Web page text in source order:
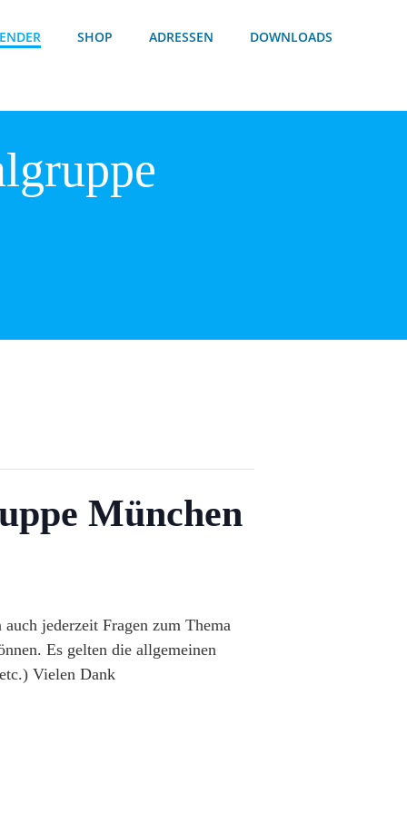
SHOP ADRESSEN DOWNLOADS
München
jederzeit Fragen zum Thema
Es gelten die allgemeinen
Vielen Dank